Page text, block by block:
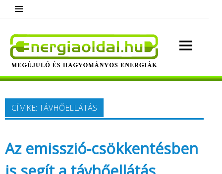
content
Megújuló és hagyományos energiák.
Minden, ami energia!
CÍMKE: TÁVHŐELLÁTÁS
Az emisszió-csökkentésben